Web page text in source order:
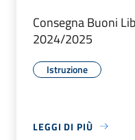
Consegna Buoni
2024/2025
Istruzione
LEGGI DI PIÙ